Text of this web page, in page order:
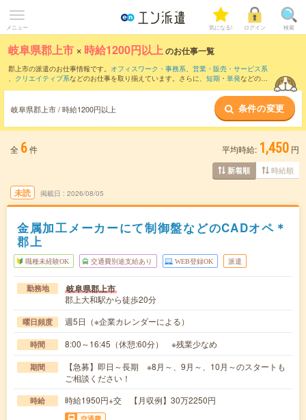
メニュー 気になる! ログイン 検索
岐阜県郡上市 × 時給1200円以上のお仕事一覧
郡上市の派遣のお仕事情報です。 オフィスワーク・事務系、 営業・販売・サービス系
、 クリエイティブ系などのお仕事を取り揃えています。さらに、 短期 ・ 単発などの期
岐阜県郡上市 / 時給1200円以上 条件の変更
全 6件 平均時給: 1,450 円
新着順 時給順
未読 掲載日 2026/08/05
金属加工メーカーにて制御盤などのCADオペ＊
郡上
職種未経験OK 交通費別途支給あり WEB登録OK 派遣
勤務地 岐阜県郡上市
郡上大和駅から徒歩20分
曜日頻度 週5日（※企業カレンダーによる）
時間 8:00～16:45（休憩:60分） ※残業少なめ
期間
【急募】即日～長期 ※8月～、9月～、10月～のスタートも
ご相談ください！
時給 時給1950円+交 【月収例】30万2250円